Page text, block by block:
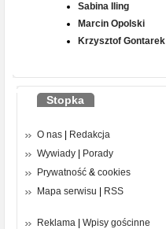
Sabina Iling
Marcin Opolski
Krzysztof Gontarek
Stopka
O nas
Redakcja
Wywiady
Porady
Prywatność & cookies
Mapa serwisu
RSS
Reklama
Wpisy gościnne